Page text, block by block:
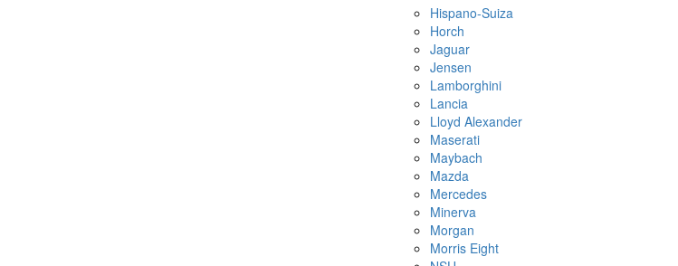
Hispano-Suiza
Horch
Jaguar
Jensen
Lamborghini
Lancia
Lloyd Alexander
Maserati
Maybach
Mazda
Mercedes
Minerva
Morgan
Morris Eight